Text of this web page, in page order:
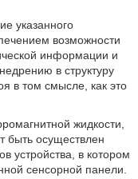
указанного
возможности
информации и
в структуру
в том смысле, как это
жидкости,
быть осуществлен
устройства, в котором
сенсорной панели.